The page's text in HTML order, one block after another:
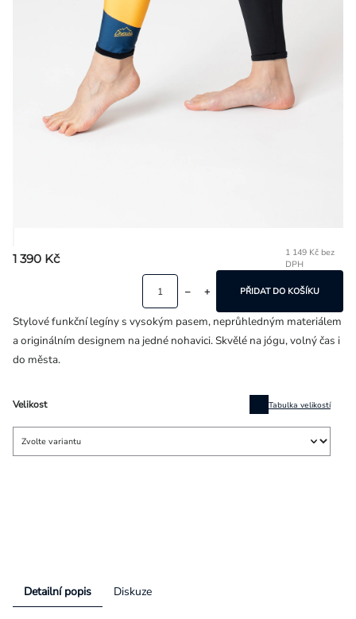
1 390 Kč
1 149 Kč bez
DPH
Velikost Tabulka velikostí
PŘIDAT DO KOŠÍKU
Stylové funkční legíny s vysokým pasem, neprůhledným materiálem
a originálním designem na jedné nohavici. Skvělé na jógu, volný čas i
do města.
Detailní popis Diskuze